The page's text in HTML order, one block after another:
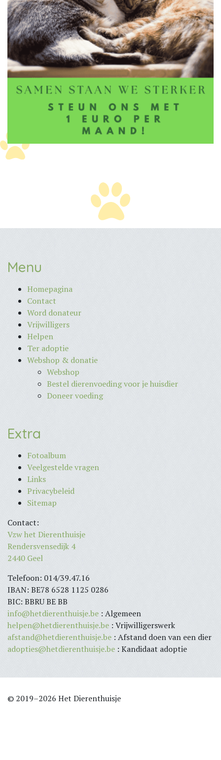
Menu
Homepagina
Contact
Word donateur
Vrijwilligers
Helpen
Ter adoptie
Webshop & donatie
Webshop
Bestel dierenvoeding voor je huisdier
Doneer voeding
Extra
Fotoalbum
Veelgestelde vragen
Links
Privacybeleid
Sitemap
Contact:
Vzw het Dierenthuisje
Rendersvensedijk 4
2440 Geel
Telefoon: 014/39.47.16
IBAN: BE78 6528 1125 0286
BIC: BBRU BE BB
info@hetdierenthuisje.be : Algemeen
helpen@hetdierenthuisje.be : Vrijwilligerswerk
afstand@hetdierenthuisje.be : Afstand doen van een dier
adopties@hetdierenthuisje.be : Kandidaat adoptie
© 2019–2026 Het Dierenthuisje